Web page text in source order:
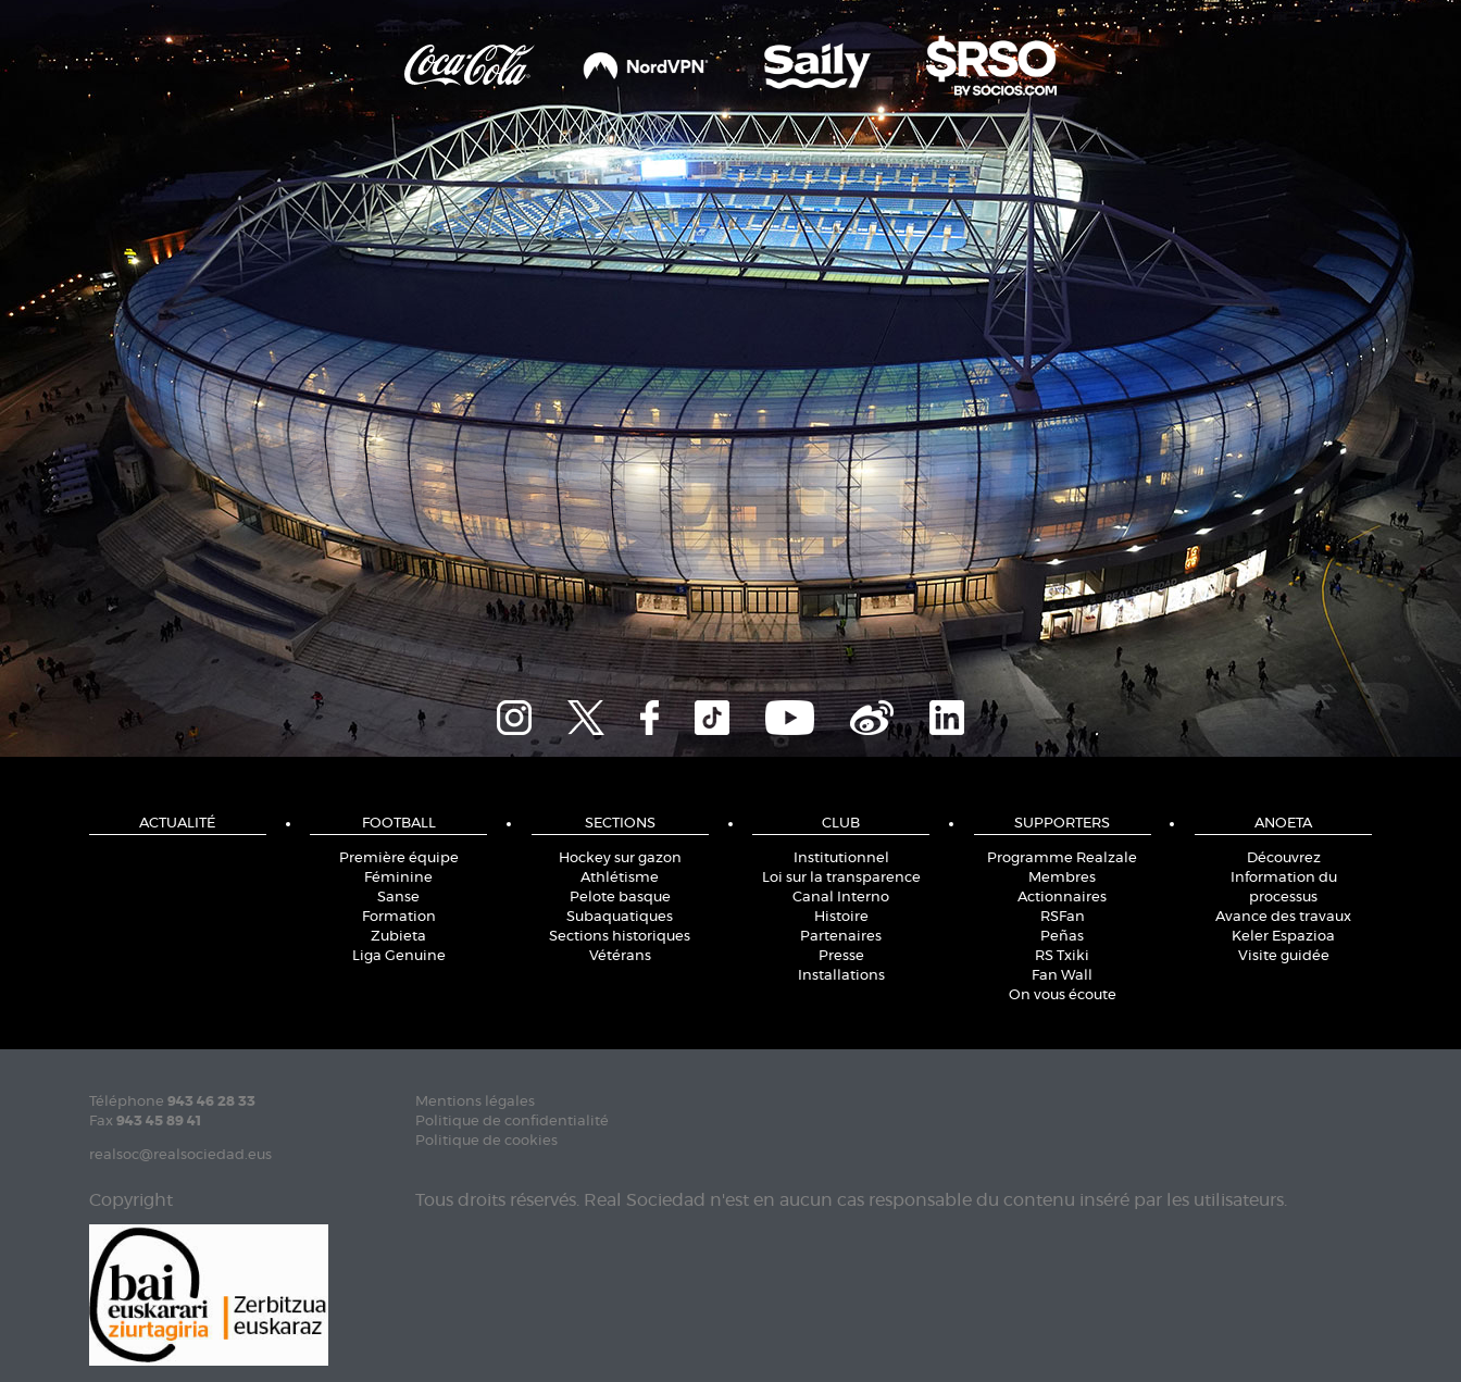
ACTUALITÉ FOOTBALL
Première équipe
Féminine
Sanse
Formation
Zubieta
Liga Genuine
SECTIONS
Hockey sur gazon
Athlétisme
Pelote basque
Subaquatiques
Sections historiques
Vétérans
CLUB
Institutionnel
Loi sur la transparence
Canal Interno
Histoire
Partenaires
Presse
Installations
SUPPORTERS
Programme Realzale
Membres
Actionnaires
RSFan
Peñas
RS Txiki
Fan Wall
On vous écoute
ANOETA
Découvrez
Information du
processus
Avance des travaux
Keler Espazioa
Visite guidée
Téléphone 943 46 28 33
Fax 943 45 89 41
realsoc@realsociedad.eus
Mentions légales
Politique de confidentialité
Politique de cookies
Copyright Tous droits réservés. Real Sociedad n'est en aucun cas responsable du contenu inséré par les utilisateurs.